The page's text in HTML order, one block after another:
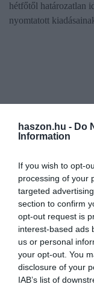
haszon.hu - Do
Information
If you wish to opt-
processing of your
targeted
section to confirm
opt-out request is
interest-based ads
us or personal
your opt-out. You
disclosure of your
IAB’s list of
hétfőtől határozatlan
nyomtatott